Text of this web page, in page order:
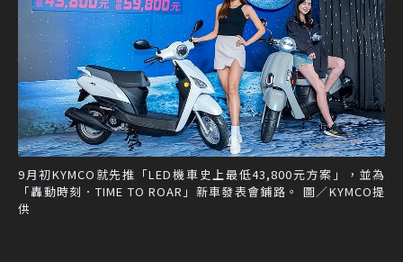
9月初KYMCO就先推「LED機車史上最低43,800元方案」，並為
「轟動時刻．TIME TO ROAR」新車發表會鋪路。 圖／KYMCO提
供